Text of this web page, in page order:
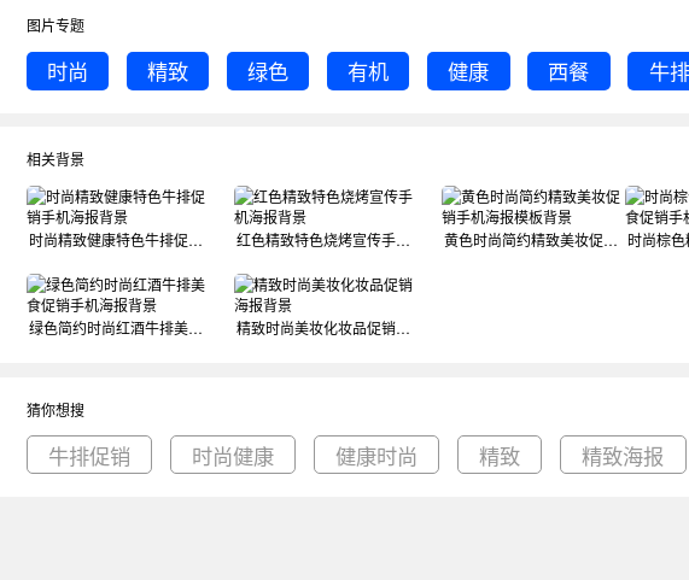
图片专题
时尚 精致 绿色 有机 健康 西餐 牛排
相关背景
时尚精致健康特色牛排促销手机海报背景 红色精致特色烧烤宣传手机海报背景 黄色时尚简约精致美妆促销手机海报模板背景
绿色简约时尚红酒牛排美食促销手机海报背景 精致时尚美妆化妆品促销海报背景
猜你想搜
牛排促销 时尚健康 健康时尚 精致 精致海报